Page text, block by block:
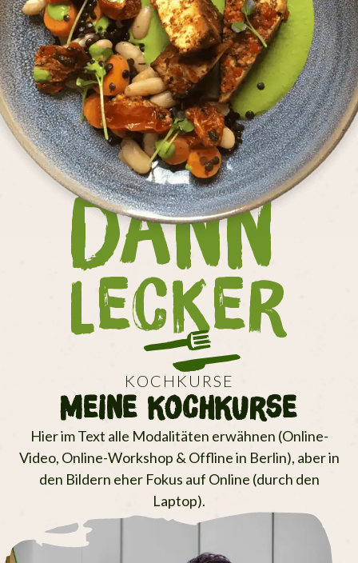
Dann
Lecker
KOCHKURSE
Meine KochKurse
Hier im Text alle Modalitäten erwähnen (Online-
Video, Online-Workshop & Offline in Berlin), aber in
den Bildern eher Fokus auf Online (durch den
Laptop).